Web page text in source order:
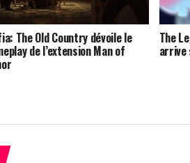
The Old Country dévoile le
de l’extension Man of
The
arrive